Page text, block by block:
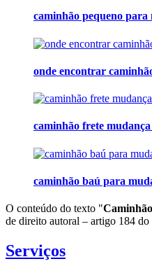
caminhão pequeno para
onde encontrar
caminhão frete
caminhão baú para
O conteúdo do texto "
de direito autoral – artigo 184
Serviços